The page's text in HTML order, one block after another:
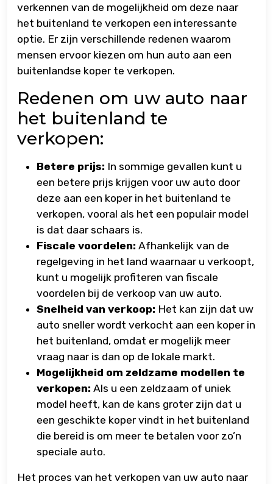
verkennen van de mogelijkheid om deze naar
het buitenland te verkopen een interessante
optie. Er zijn verschillende redenen waarom
mensen ervoor kiezen om hun auto aan een
buitenlandse koper te verkopen.
Redenen om uw auto naar
het buitenland te
verkopen:
Betere prijs: In sommige gevallen kunt u
een betere prijs krijgen voor uw auto door
deze aan een koper in het buitenland te
verkopen, vooral als het een populair model
is dat daar schaars is.
Fiscale voordelen: Afhankelijk van de
regelgeving in het land waarnaar u verkoopt,
kunt u mogelijk profiteren van fiscale
voordelen bij de verkoop van uw auto.
Snelheid van verkoop: Het kan zijn dat uw
auto sneller wordt verkocht aan een koper in
het buitenland, omdat er mogelijk meer
vraag naar is dan op de lokale markt.
Mogelijkheid om zeldzame modellen te
verkopen: Als u een zeldzaam of uniek
model heeft, kan de kans groter zijn dat u
een geschikte koper vindt in het buitenland
die bereid is om meer te betalen voor zo’n
speciale auto.
Het proces van het verkopen van uw auto naar